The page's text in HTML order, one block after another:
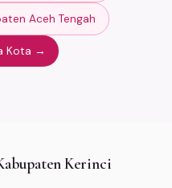
Aceh Tengah
Kota →
Kerinci